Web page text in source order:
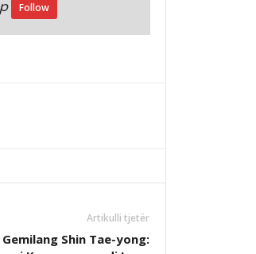
Follow
Artikulli tjetër
Shin Tae-yong: